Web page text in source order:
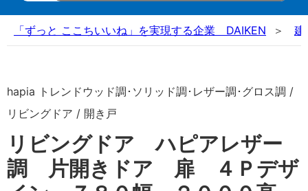
「ずっと ここちいいね」を実現する企業 DAIKEN 建
hapia トレンドウッド調･ソリッド調･レザー調･グロス調 /
リビングドア / 開き戸
リビングドア ハピアレザー
調 片開きドア 扉 ４Ｐデザ